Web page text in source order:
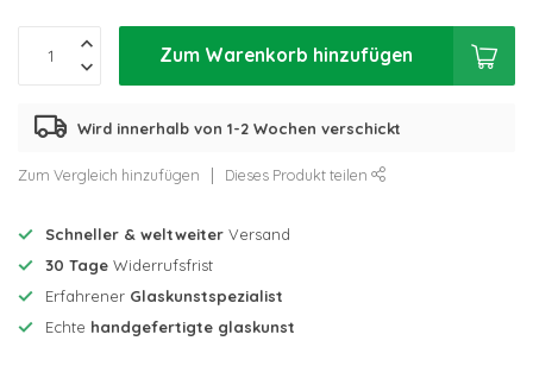
Zum Warenkorb hinzufügen
Wird innerhalb von 1-2 Wochen verschickt
Zum Vergleich hinzufügen Dieses Produkt teilen
Schneller & weltweiter Versand
30 Tage Widerrufsfrist
Erfahrener Glaskunstspezialist
Echte handgefertigte glaskunst